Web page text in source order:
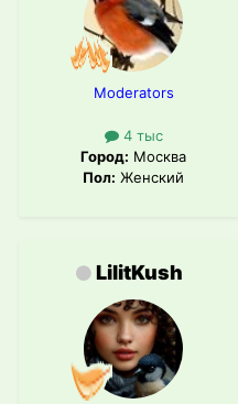
Moderators
4 тыс
Город: Москва
Пол: Женский
LilitKush